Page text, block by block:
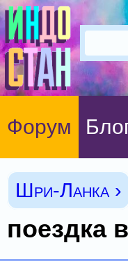
Форум
Шри-Ланка ›
поездка